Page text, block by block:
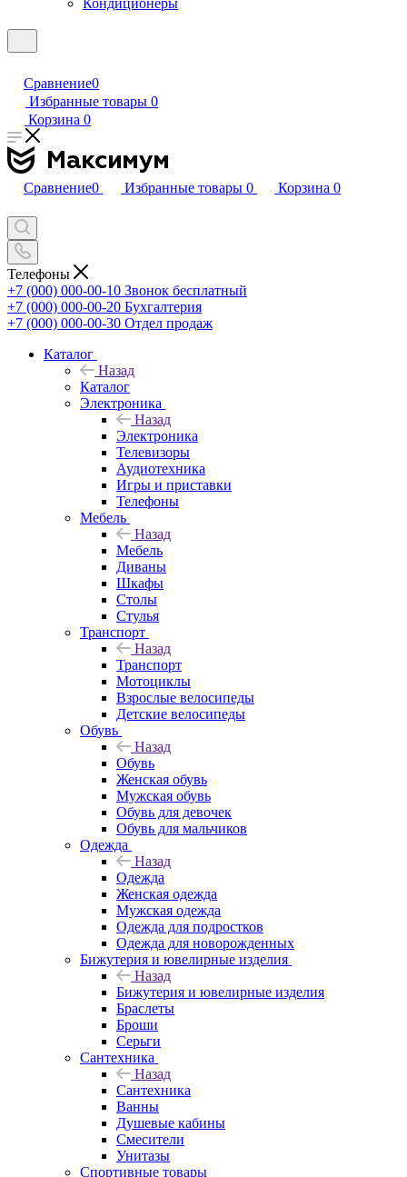
Кондиционеры
Сравнение0
Избранные товары 0
Корзина 0
Сравнение0 Избранные товары 0 Корзина 0
Телефоны
+7 (000) 000-00-10 Звонок бесплатный
+7 (000) 000-00-20 Бухгалтерия
+7 (000) 000-00-30 Отдел продаж
Каталог
Назад
Каталог
Электроника
Назад
Электроника
Телевизоры
Аудиотехника
Игры и приставки
Телефоны
Мебель
Назад
Мебель
Диваны
Шкафы
Столы
Стулья
Транспорт
Назад
Транспорт
Мотоциклы
Взрослые велосипеды
Детские велосипеды
Обувь
Назад
Обувь
Женская обувь
Мужская обувь
Обувь для девочек
Обувь для мальчиков
Одежда
Назад
Одежда
Женская одежда
Мужская одежда
Одежда для подростков
Одежда для новорожденных
Бижутерия и ювелирные изделия
Назад
Бижутерия и ювелирные изделия
Браслеты
Броши
Серьги
Сантехника
Назад
Сантехника
Ванны
Душевые кабины
Смесители
Унитазы
Спортивные товары